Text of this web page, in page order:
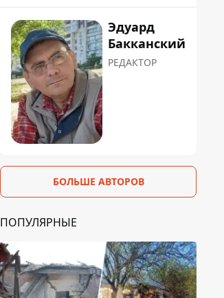
Эдуард
Бакканский
РЕДАКТОР
БОЛЬШЕ АВТОРОВ
ПОПУЛЯРНЫЕ